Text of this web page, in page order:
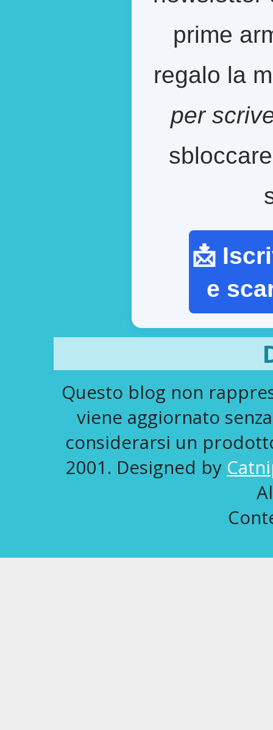
prime
regalo la
per
📩
e
Questo blog non
viene aggiornato
considerarsi un
2001. Designed by